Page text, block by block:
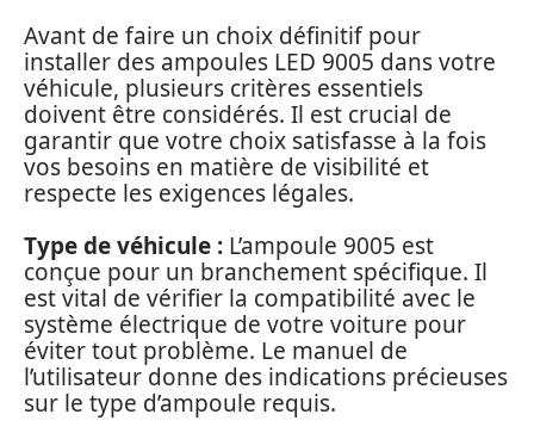
Avant de faire un choix définitif pour
installer des ampoules LED 9005 dans votre
véhicule, plusieurs critères essentiels
doivent être considérés. Il est crucial de
garantir que votre choix satisfasse à la fois
vos besoins en matière de visibilité et
respecte les exigences légales.
Type de véhicule : L’ampoule 9005 est
conçue pour un branchement spécifique. Il
est vital de vérifier la compatibilité avec le
système électrique de votre voiture pour
éviter tout problème. Le manuel de
l’utilisateur donne des indications précieuses
sur le type d’ampoule requis.